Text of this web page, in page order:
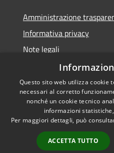
Amministrazione
Informativa privacy
Note legali
Dichiarazione di
RSS
Accessibilità
Questo sito web utilizza cookie
necessari al corretto
nonché un cookie tecnico
informazioni
Per maggiori dettagli, può
ACCETTA TUTTO